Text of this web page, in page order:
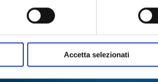
Accetta selezionati